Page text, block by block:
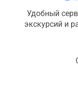
Удобный
экскурсий и